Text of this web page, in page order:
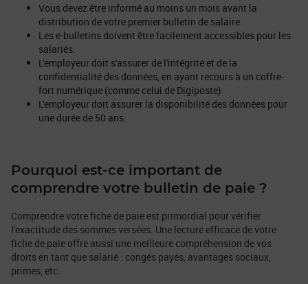
Vous devez être informé au moins un mois avant la
distribution de votre premier bulletin de salaire.
Les e-bulletins doivent être facilement accessibles pour les
salariés.
L'employeur doit s'assurer de l'intégrité et de la
confidentialité des données, en ayant recours à un coffre-
fort numérique (comme celui de Digiposte)
L'employeur doit assurer la disponibilité des données pour
une durée de 50 ans.
Pourquoi est-ce important de
comprendre votre bulletin de paie ?
Comprendre votre fiche de paie est primordial pour vérifier
l'exactitude des sommes versées. Une lecture efficace de votre
fiche de paie offre aussi une meilleure compréhension de vos
droits en tant que salarié : congés payés, avantages sociaux,
primes, etc.